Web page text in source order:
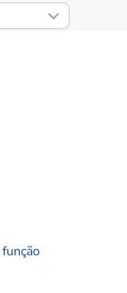
função